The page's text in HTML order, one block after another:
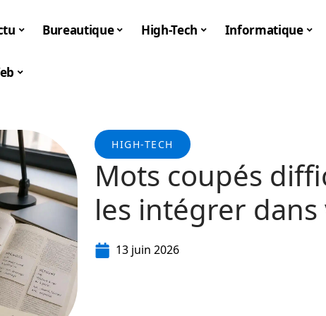
Bureautique High-Tech Informatique
HIGH-TECH
Mots coupés
les intégrer
13 juin 2026